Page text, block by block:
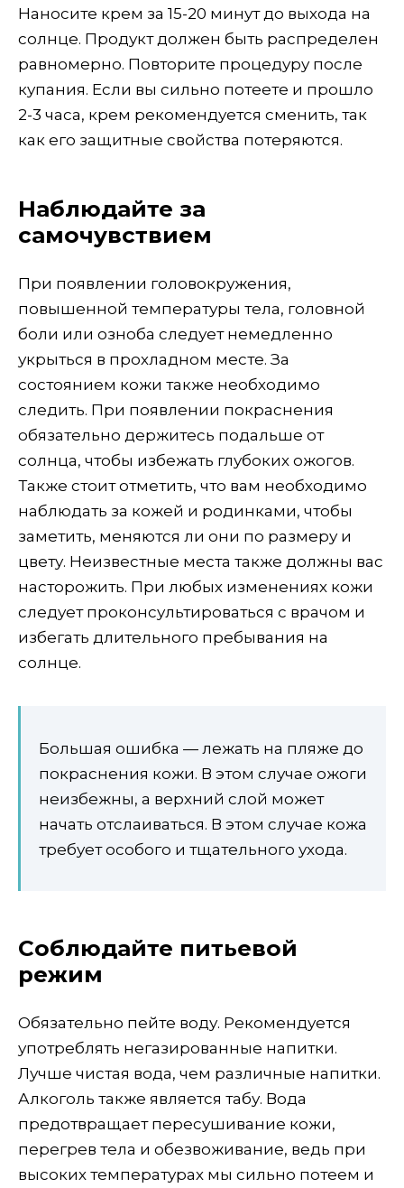
Наносите крем за 15-20 минут до выхода на
солнце. Продукт должен быть распределен
равномерно. Повторите процедуру после
купания. Если вы сильно потеете и прошло
2-3 часа, крем рекомендуется сменить, так
как его защитные свойства потеряются.
Наблюдайте за
самочувствием
При появлении головокружения,
повышенной температуры тела, головной
боли или озноба следует немедленно
укрыться в прохладном месте. За
состоянием кожи также необходимо
следить. При появлении покраснения
обязательно держитесь подальше от
солнца, чтобы избежать глубоких ожогов.
Также стоит отметить, что вам необходимо
наблюдать за кожей и родинками, чтобы
заметить, меняются ли они по размеру и
цвету. Неизвестные места также должны вас
насторожить. При любых изменениях кожи
следует проконсультироваться с врачом и
избегать длительного пребывания на
солнце.
Большая ошибка — лежать на пляже до
покраснения кожи. В этом случае ожоги
неизбежны, а верхний слой может
начать отслаиваться. В этом случае кожа
требует особого и тщательного ухода.
Соблюдайте питьевой
режим
Обязательно пейте воду. Рекомендуется
употреблять негазированные напитки.
Лучше чистая вода, чем различные напитки.
Алкоголь также является табу. Вода
предотвращает пересушивание кожи,
перегрев тела и обезвоживание, ведь при
высоких температурах мы сильно потеем и